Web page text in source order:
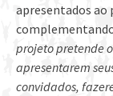
apresentados
projeto pretende
apresentarem
convidados,